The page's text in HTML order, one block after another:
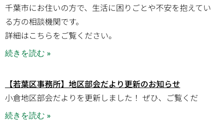
千葉市にお住いの方で、生活に困りごとや不安を抱えてい
る方の相談機関です。
詳細はこちらをご覧ください。
続きを読む »
【若葉区事務所】地区部会だより更新のお知らせ
小倉地区部会だよりを更新しました！ ぜひ、ご覧くだ
続きを読む »